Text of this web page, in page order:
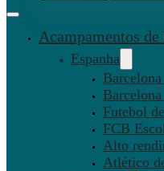
Acampamentos de
Espanha
Futebol
FCB
Alto
Atlético